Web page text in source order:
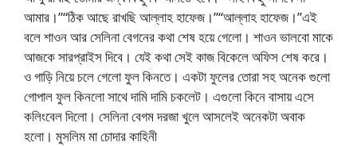
আমার।”“ঠিক আছে রাখছি আল্লাহ হাফেজ।”“আল্লাহ হাফেজ।”এই
বলে শাওন আর সেলিনা বেগনের কথা শেষ হয়ে গেলো। শাওন ভালবো মাকে
আজকে সারপ্রাইস দিবে। যেই কথা সেই কাজ বিকেলে অফিস শেষ করে।
ও গাড়ি নিয়ে চলে গেলো ফুল কিনতে। একটা ফুলের তোরা সহ অনেক গুলো
গোপাল ফুল কিনলো সাথে দামি দামি চকলেট। এগুলো কিনে বাসায় এসে
কলিংবেল দিলো। সেলিনা বেগম দরজা খুলে আসলেই অনেকটা অবাক
হলো। মুসলিম মা চোদার কাহিনী